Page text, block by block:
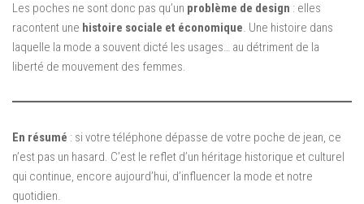
Les poches ne sont donc pas qu’un problème de design : elles
racontent une histoire sociale et économique. Une histoire dans
laquelle la mode a souvent dicté les usages… au détriment de la
liberté de mouvement des femmes.
En résumé : si votre téléphone dépasse de votre poche de jean, ce
n’est pas un hasard. C’est le reflet d’un héritage historique et culturel
qui continue, encore aujourd’hui, d’influencer la mode et notre
quotidien.